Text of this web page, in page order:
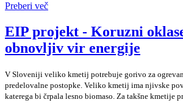
Preberi več
EIP projekt - Koruzni
obnovljiv vir energije
V Sloveniji veliko kmetij potrebuje gorivo za
predelovalne postopke. Veliko kmetij ima njivske
katerega bi črpala lesno biomaso. Za takšne kmetije